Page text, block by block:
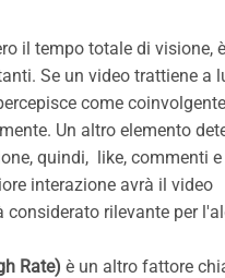
il tempo totale di visione,
Se un video trattiene a
come
Un altro elemento
quindi, like, commenti e
interazione avrà il video
considerato rilevante per
Rate) è un altro fattore